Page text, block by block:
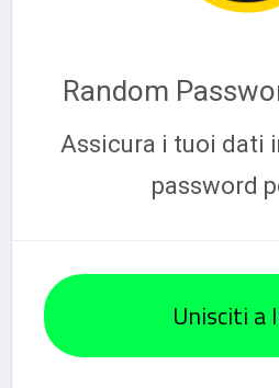
Random
Assicura i tuoi dati
password
Unisciti a